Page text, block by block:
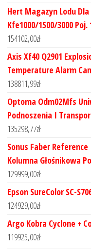
Hert Magazyn Lodu
Kfe1000/1500/3000 Poj.
154102,00zł
Axis Xf40 Q2901
Temperature Alarm
138811,99zł
Optoma Odm02Mfs
Podnoszenia I
135298,77zł
Sonus Faber
Kolumna Głośnikowa
129999,00zł
Epson SureColor SC-
124929,00zł
Argo Kobra Cyclone +
119925,00zł